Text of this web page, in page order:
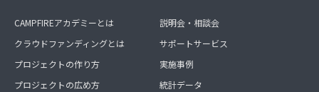
CAMPFIREアカデミーとは
クラウドファンディングとは
プロジェクトの作り方
プロジェクトの広め方
説明会・相談会
サポートサービス
実施事例
統計データ